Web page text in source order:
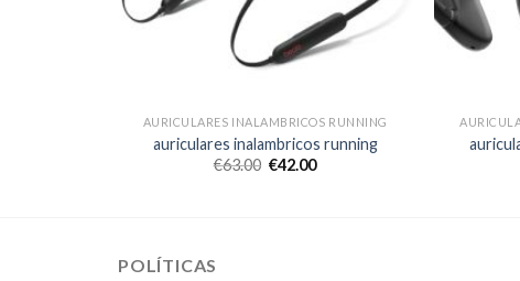
AURICULARES INALAMBRICOS RUNNING
auriculares inalambricos running
€63.00 €42.00
POLÍTICAS